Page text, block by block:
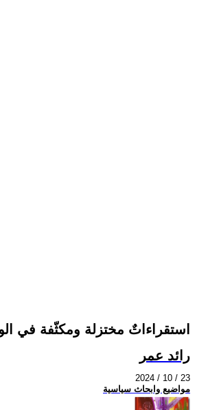
استقراءاتٌ مختزلة ومكثّفة في
رائد عمر
2024 / 10 / 23
مواضيع وابحاث سياسية